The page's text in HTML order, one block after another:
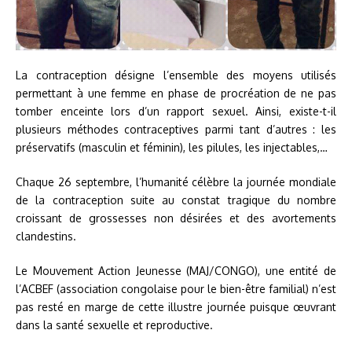
La contraception désigne l’ensemble des moyens utilisés
permettant à une femme en phase de procréation de ne pas
tomber enceinte lors d’un rapport sexuel. Ainsi, existe-t-il
plusieurs méthodes contraceptives parmi tant d’autres : les
préservatifs (masculin et féminin), les pilules, les injectables,…
Chaque 26 septembre, l’humanité célèbre la journée mondiale
de la contraception suite au constat tragique du nombre
croissant de grossesses non désirées et des avortements
clandestins.
Le Mouvement Action Jeunesse (MAJ/CONGO), une entité de
l’ACBEF (association congolaise pour le bien-être familial) n’est
pas resté en marge de cette illustre journée puisque œuvrant
dans la santé sexuelle et reproductive.